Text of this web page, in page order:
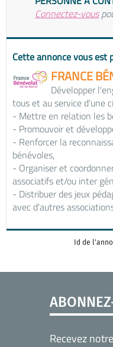
Connectez-vous
Cette annonce vous est
FRANCE
Développer
tous et au service d'une
- Mettre en relation les
- Promouvoir et
- Renforcer la
bénévoles,
- Organiser et
associatifs et/ou inter
- Distribuer des jeux
avec d'autres
Id de
Recevez